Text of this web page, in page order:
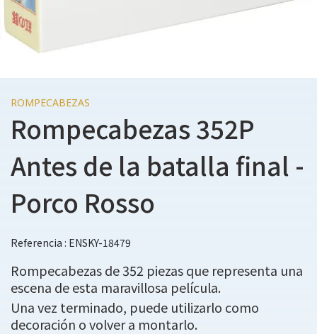
ROMPECABEZAS
Rompecabezas 352P
Antes de la batalla final -
Porco Rosso
Referencia : ENSKY-18479
Rompecabezas de 352 piezas que representa una
escena de esta maravillosa película.
Una vez terminado, puede utilizarlo como
decoración o volver a montarlo.